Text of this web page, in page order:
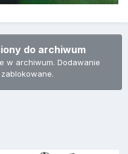
do archiwum
w archiwum. Dodawanie